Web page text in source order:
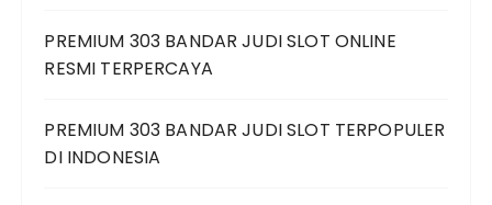
PREMIUM 303 BANDAR JUDI SLOT ONLINE
RESMI TERPERCAYA
PREMIUM 303 BANDAR JUDI SLOT TERPOPULER
DI INDONESIA